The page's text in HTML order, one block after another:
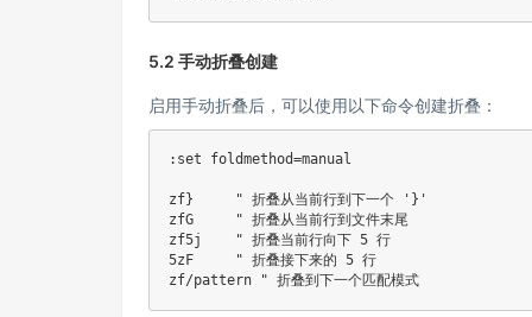
5.2 手动折叠创建
启用手动折叠后，可以使用以下命令创建折叠：
:set foldmethod=manual
zf}     " 折叠从当前行到下一个 '}'
zfG     " 折叠从当前行到文件末尾
zf5j    " 折叠当前行向下 5 行
5zF     " 折叠接下来的 5 行